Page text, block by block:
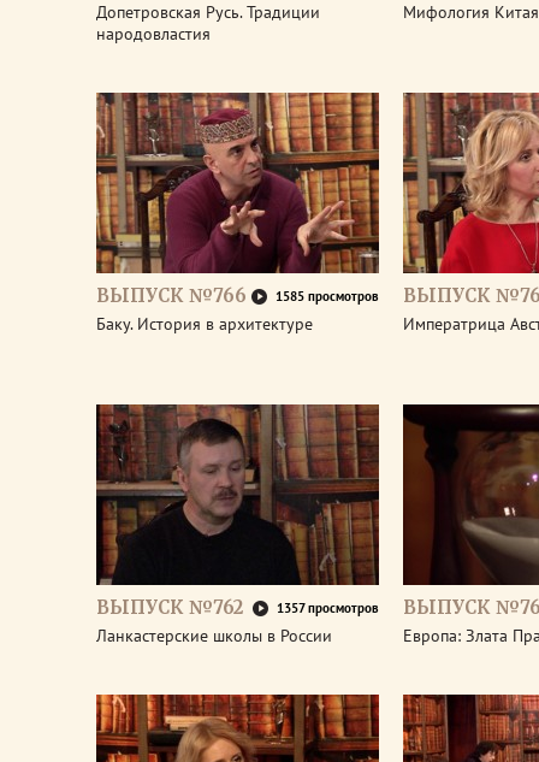
Допетровская Русь. Традиции
народовластия
Мифология Китая
ВЫПУСК №766 1585 просмотров
Баку. История в архитектуре
ВЫПУСК
Императрица
ВЫПУСК №762 1357 просмотров
Ланкастерские школы в России
ВЫПУСК
Европа: Злата